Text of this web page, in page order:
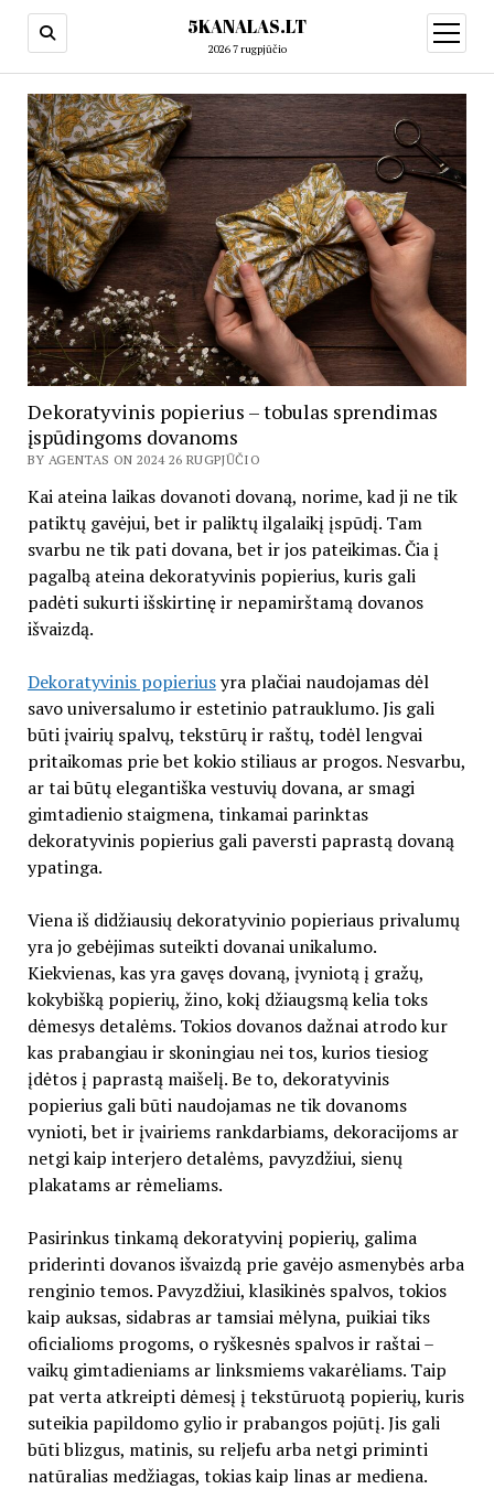
5KANALAS.LT
2026 7 rugpjūčio
open
menu
Dekoratyvinis popierius – tobulas sprendimas
įspūdingoms dovanoms
BY AGENTAS ON 2024 26 RUGPJŪČIO
Kai ateina laikas dovanoti dovaną, norime, kad ji ne tik
patiktų gavėjui, bet ir paliktų ilgalaikį įspūdį. Tam
svarbu ne tik pati dovana, bet ir jos pateikimas. Čia į
pagalbą ateina dekoratyvinis popierius, kuris gali
padėti sukurti išskirtinę ir nepamirštamą dovanos
išvaizdą.
Dekoratyvinis popieriusyra plačiai naudojamas dėl
savo universalumo ir estetinio patrauklumo. Jis gali
būti įvairių spalvų, tekstūrų ir raštų, todėl lengvai
pritaikomas prie bet kokio stiliaus ar progos. Nesvarbu,
ar tai būtų elegantiška vestuvių dovana, ar smagi
gimtadienio staigmena, tinkamai parinktas
dekoratyvinis popierius gali paversti paprastą dovaną
ypatinga.
Viena iš didžiausių dekoratyvinio popieriaus privalumų
yra jo gebėjimas suteikti dovanai unikalumo.
Kiekvienas, kas yra gavęs dovaną, įvyniotą į gražų,
kokybišką popierių, žino, kokį džiaugsmą kelia toks
dėmesys detalėms. Tokios dovanos dažnai atrodo kur
kas prabangiau ir skoningiau nei tos, kurios tiesiog
įdėtos į paprastą maišelį. Be to, dekoratyvinis
popierius gali būti naudojamas ne tik dovanoms
vynioti, bet ir įvairiems rankdarbiams, dekoracijoms ar
netgi kaip interjero detalėms, pavyzdžiui, sienų
plakatams ar rėmeliams.
Pasirinkus tinkamą dekoratyvinį popierių, galima
priderinti dovanos išvaizdą prie gavėjo asmenybės arba
renginio temos. Pavyzdžiui, klasikinės spalvos, tokios
kaip auksas, sidabras ar tamsiai mėlyna, puikiai tiks
oficialioms progoms, o ryškesnės spalvos ir raštai –
vaikų gimtadieniams ar linksmiems vakarėliams. Taip
pat verta atkreipti dėmesį į tekstūruotą popierių, kuris
suteikia papildomo gylio ir prabangos pojūtį. Jis gali
būti blizgus, matinis, su reljefu arba netgi priminti
natūralias medžiagas, tokias kaip linas ar mediena.